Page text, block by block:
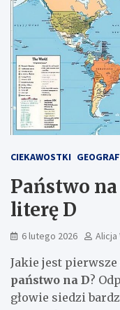
CIEKAWOSTKI
Państwo
literę D
6 lutego 2026 Alicja
Jakie jest
państwo na D?
głowie siedzi